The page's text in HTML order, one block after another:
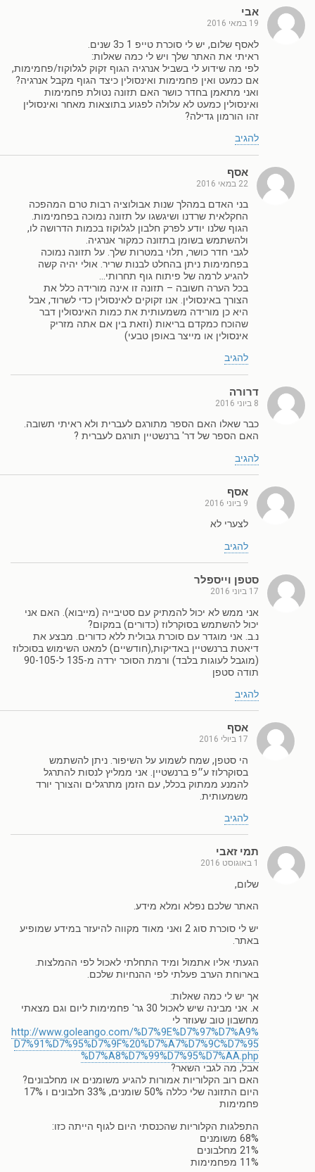
אבי
19 במאי 2016
לאסף שלום, יש לי סוכרת טייפ 1 כ3 שנים.
ראיתי את האתר שלך ויש לי כמה שאלות:
לפי מה שידוע לי בשביל אנרגיה הגוף זקוק לגלוקוז/פחמימות,
אם כמעט ואין פחמימות ואינסולין כיצד הגוף מקבל אנרגיה?
ואני מתאמן בחדר כושר האם תזונה נטולת פחמימות
ואינסולין כמעט לא עלולה לפגוע בתוצאות מאחר ואינסולין
זהו הורמון גדילה?
להגיב
אסף
22 במאי 2016
בני האדם במהלך שנות אבולוציה רבות טרם המהפכה
החקלאית שרדנו ושיגשגו על תזונה נמוכה בפחמימות.
הגוף שלנו יודע לפרק חלבון לגלוקוז בכמות הדרושה לו,
ולהשתמש בשומן בתזונה כמקור אנרגיה.
לגבי חדר כושר, תלוי במטרות שלך. על תזונה נמוכה
בפחמימות ניתן בהחלט לבנות שריר. אולי יהיה קשה
להגיע לרמה של פיתוח גוף תחרותי…
בכל הערה חשובה – תזונה זו אינה מורידה כלל את
הצורך באינסולין. אנו זקוקים לאינסולין כדי לשרוד, אבל
היא כן מורידה משמעותית את כמות האינסולין דבר
שהוכח כמקדם בריאות (וזאת בין אם אתה מזריק
אינסולין או מייצר באופן טבעי)
להגיב
דרורה
8 ביוני 2016
כבר שאלו האם הספר מתורגם לעברית ולא ראיתי תשובה.
האם הספר של דר' ברנשטיין תורגם לעברית ?
להגיב
אסף
9 ביוני 2016
לצערי לא
להגיב
סטפן וייספלר
17 ביוני 2016
אני ממש לא יכול להמתיק עם סטיבייה (מייבוא). האם אני
יכול להשתמש בסוקרלוז (כדורים) במקום?
נ.ב. אני מוגדר עם סוכרת גבולית ללא כדורים. מבצע את
דיאטת ברנשטיין באדיקות,(חודשיים) למאט השימוש בסוכלוז
(מוגבל לעוגות בלבד) ורמת הסוכר ירדה מ-135 ל-90-105
תודה סטפן
להגיב
אסף
17 ביולי 2016
הי סטפן, שמח לשמוע על השיפור. ניתן להשתמש
בסוקרלוז ע״פ ברנשטיין. אני ממליץ לנסות להתרגל
להמנע ממתוק בכלל, עם הזמן מתרגלים והצורך יורד
משמעותית.
להגיב
תמי זאבי
1 באוגוסט 2016
שלום,
האתר שלכם נפלא ומלא מידע.
יש לי סוכרת סוג 2 ואני מאוד מקווה להיעזר במידע שמופיע
באתר.
הגעתי אליו אתמול ומיד התחלתי לאכול לפי ההמלצות.
בארוחת הערב פעלתי לפי ההנחיות שלכם.
אך יש לי כמה שאלות:
א. אני מבינה שיש לאכול 30 גר' פחמימות ליום וגם מצאתי
מחשבון טוב שעוזר לי
http://www.goleango.com/%D7%9E%D7%97%D7%A9%
D7%91%D7%95%D7%9F%20%D7%A7%D7%9C%D7%95
%D7%A8%D7%99%D7%95%D7%AA.php
אבל, מה לגבי השאר?
האם רוב הקלוריות אמורות להגיע משומנים או מחלבונים?
היום התזונה שלי כללה 50% שומנים, 33% חלבונים ו 17%
פחמימות
התפלגות הקלוריות שהכנסתי היום לגוף הייתה כזו:
68% משומנים
21% מחלבונים
11% מפחמימות